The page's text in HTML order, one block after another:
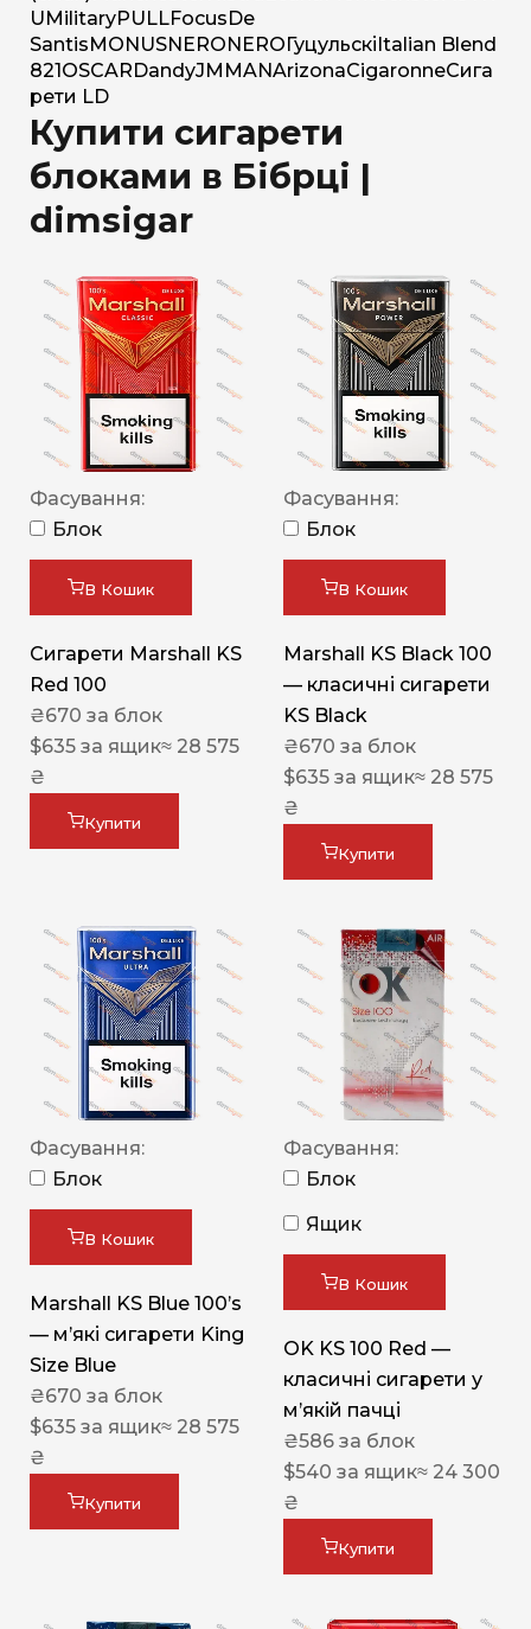
U MilitaryPULLFocus De
Santis MONUSNERO NERO Гуцульскі Italian Blend
821 OSCAR DandyJM MANArizonaCigaronneСига
рети LD
Купити сигарети
блоками в Бібрці |
dimsigar
Фасування:
Блок
В Кошик
Сигарети Marshall KS
Red 100
₴670 за блок
$635 за ящик≈ 28 575
₴
Купити
Фасування:
Блок
В Кошик
Marshall KS Black 100
— класичні сигарети
KS Black
₴670 за блок
$635 за ящик≈ 28 575
₴
Купити
Фасування:
Блок
В Кошик
Marshall KS Blue 100’s
— м’які сигарети King
Size Blue
₴670 за блок
$635 за ящик≈ 28 575
₴
Купити
Фасування:
Блок
Ящик
В Кошик
OK KS 100 Red —
класичні сигарети у
м’якій пачці
₴586 за блок
$540 за ящик≈ 24 300
₴
Купити